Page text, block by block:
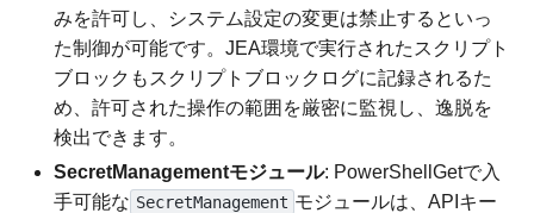
みを許可し、システム設定の変更は禁止するといっ
た制御が可能です。JEA環境で実行されたスクリプト
ブロックもスクリプトブロックログに記録されるた
め、許可された操作の範囲を厳密に監視し、逸脱を
検出できます。
SecretManagementモジュール: PowerShellGetで入
手可能な SecretManagement モジュールは、APIキー